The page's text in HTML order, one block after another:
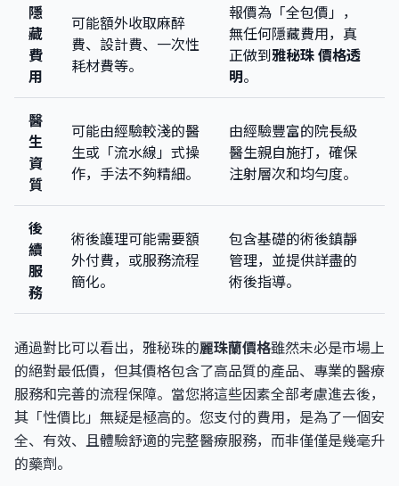
隱
藏
費
用
可能額外收取麻醉
費、設計費、一次性
耗材費等。
報價為「全包價」，
無任何隱藏費用，真
正做到雅秘珠 價格透
明。
醫
生
資
質
可能由經驗較淺的醫
生或「流水線」式操
作，手法不夠精細。
由經驗豐富的院長級
醫生親自施打，確保
注射層次和均勻度。
後
續
服
務
術後護理可能需要額
外付費，或服務流程
簡化。
包含基礎的術後鎮靜
管理，並提供詳盡的
術後指導。
通過對比可以看出，雅秘珠的麗珠蘭價格雖然未必是市場上
的絕對最低價，但其價格包含了高品質的產品、專業的醫療
服務和完善的流程保障。當您將這些因素全部考慮進去後，
其「性價比」無疑是極高的。您支付的費用，是為了一個安
全、有效、且體驗舒適的完整醫療服務，而非僅僅是幾毫升
的藥劑。